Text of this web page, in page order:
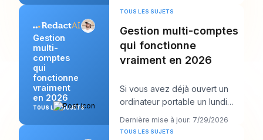
Gestion
multi-
comptes
qui
fonctionne
vraiment
en 2026
TOUS LES SUJETS
TOUS LES SUJETS
Gestion multi-comptes
qui fonctionne
vraiment en 2026
Si vous avez déjà ouvert un
ordinateur portable un lundi
matin et vu douze connexions,
six calendrie
Dernière mise à jour: 7/29/2026
TOUS LES SUJETS